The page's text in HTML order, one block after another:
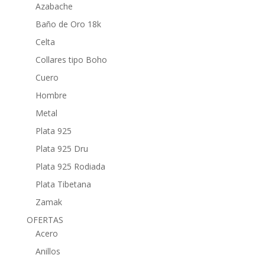
Azabache
Baño de Oro 18k
Celta
Collares tipo Boho
Cuero
Hombre
Metal
Plata 925
Plata 925 Dru
Plata 925 Rodiada
Plata Tibetana
Zamak
OFERTAS
Acero
Anillos